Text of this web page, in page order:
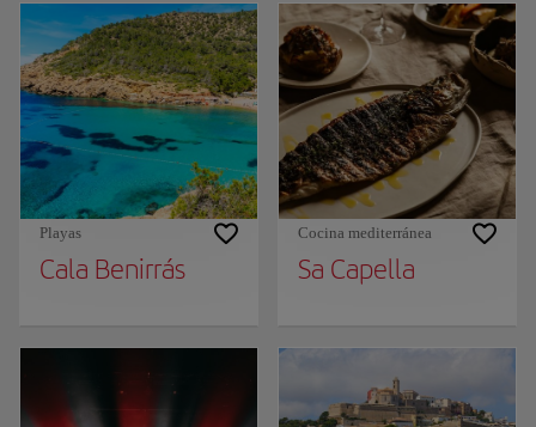
Playas
Cala Benirrás
Cocina mediterránea
Sa Capella